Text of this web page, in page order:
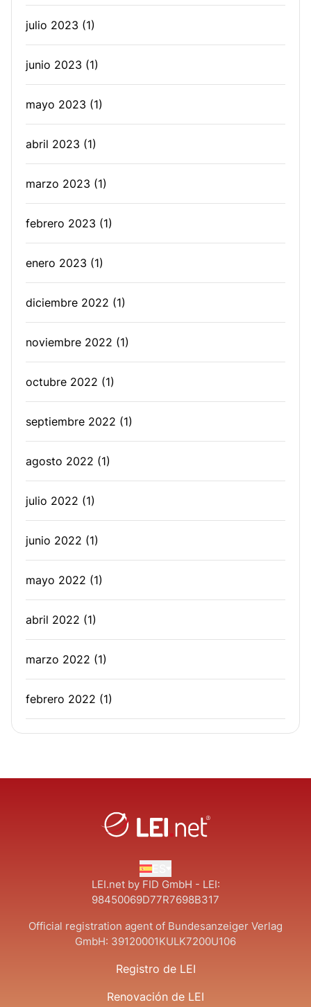
julio 2023 (1)
junio 2023 (1)
mayo 2023 (1)
abril 2023 (1)
marzo 2023 (1)
febrero 2023 (1)
enero 2023 (1)
diciembre 2022 (1)
noviembre 2022 (1)
octubre 2022 (1)
septiembre 2022 (1)
agosto 2022 (1)
julio 2022 (1)
junio 2022 (1)
mayo 2022 (1)
abril 2022 (1)
marzo 2022 (1)
febrero 2022 (1)
LEI.net by FID GmbH - LEI:
98450069D77R7698B317
Official registration agent of Bundesanzeiger Verlag
GmbH: 39120001KULK7200U106
Registro de LEI
Renovación de LEI